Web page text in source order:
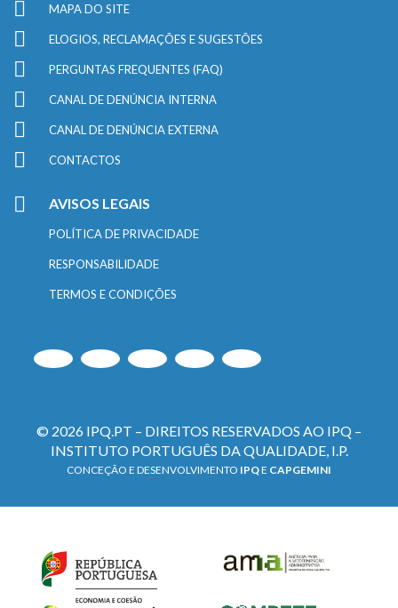
MAPA DO SITE
ELOGIOS, RECLAMAÇÕES E SUGESTÕES
PERGUNTAS FREQUENTES (FAQ)
CANAL DE DENÚNCIA INTERNA
CANAL DE DENÚNCIA EXTERNA
CONTACTOS
AVISOS LEGAIS
POLÍTICA DE PRIVACIDADE
RESPONSABILIDADE
TERMOS E CONDIÇÕES
© 2026 IPQ.PT – DIREITOS RESERVADOS AO IPQ –
INSTITUTO PORTUGUÊS DA QUALIDADE, I.P.
CONCEÇÃO E DESENVOLVIMENTO IPQE CAPGEMINI